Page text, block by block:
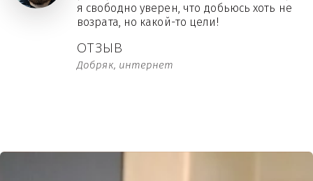
ОТЗЫВ
Добряк, интернет
я свободно уверен, что добьюсь хоть не
возрата, но какой-то цели!